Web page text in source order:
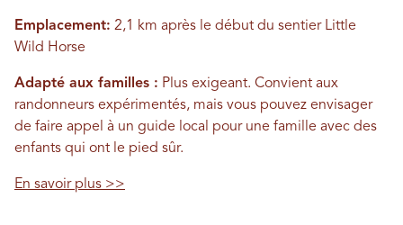
Emplacement: 2,1 km après le début du sentier Little
Wild Horse
Adapté aux familles : Plus exigeant. Convient aux
randonneurs expérimentés, mais vous pouvez envisager
de faire appel à un guide local pour une famille avec des
enfants qui ont le pied sûr.
En savoir plus >>